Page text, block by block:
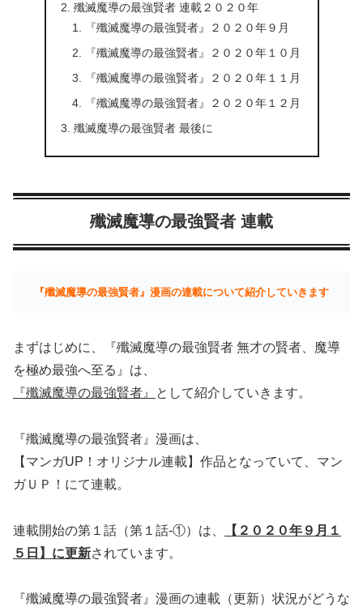
殲滅魔導の最強賢者 連載２０２０年
『殲滅魔導の最強賢者』２０２０年９月
『殲滅魔導の最強賢者』２０２０年１０月
『殲滅魔導の最強賢者』２０２０年１１月
『殲滅魔導の最強賢者』２０２０年１２月
殲滅魔導の最強賢者 最後に
殲滅魔導の最強賢者 連載
『殲滅魔導の最強賢者』漫画の連載について紹介していきます
まずはじめに、『殲滅魔導の最強賢者 無才の賢者、魔導
を極め最強へ至る』は、
『殲滅魔導の最強賢者』
として紹介していきます。
『殲滅魔導の最強賢者』漫画は、
【マンガUP！オリジナル連載】作品となっていて、マン
ガＵＰ！にて連載。
連載開始の第１話（第１話-①）は、
【２０２０年９月１
５日】に更新されています。
『殲滅魔導の最強賢者』漫画の連載（更新）状況がどうな